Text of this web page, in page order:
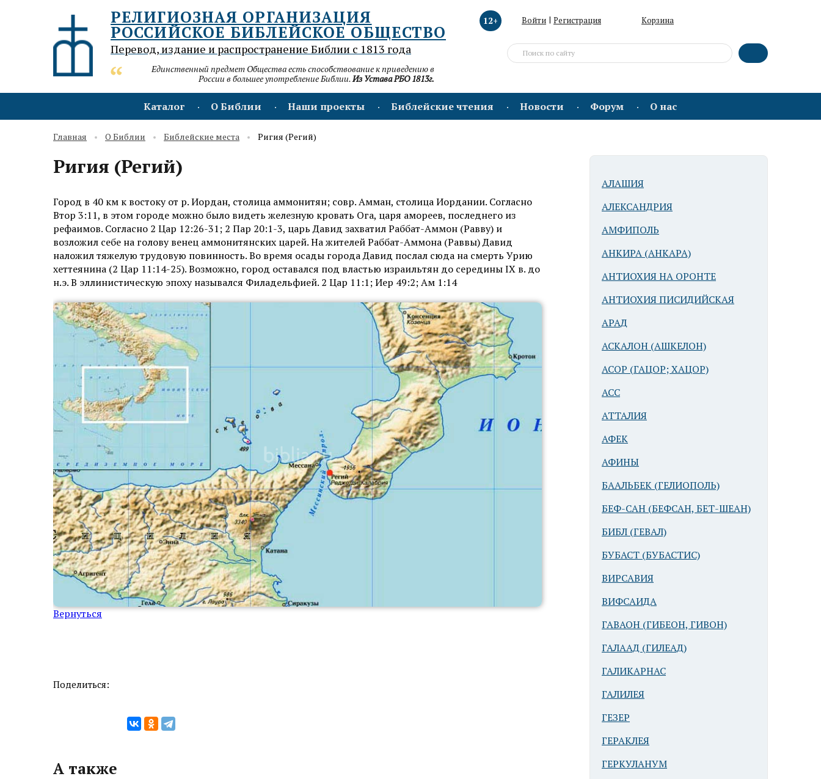
РЕЛИГИОЗНАЯ ОРГАНИЗАЦИЯ
РОССИЙСКОЕ БИБЛЕЙСКОЕ ОБЩЕСТВО
Перевод, издание и распространение Библии с 1813 года
Единственный предмет Общества есть способствование к приведению в
России в большее употребление Библии.Из Устава РБО 1813г.
12+ Войти | Регистрация Корзина
Каталог О Библии Наши проекты Библейские чтения Новости Форум О нас
Главная О Библии Библейские места Ригия (Регий)
Ригия (Регий)
Город в 40 км к востоку от р. Иордан, столица аммонитян; совр. Амман, столица Иордании. Согласно
Втор 3:11, в этом городе можно было видеть железную кровать Ога, царя амореев, последнего из
рефаимов. Согласно 2 Цар 12:26-31; 2 Пар 20:1-3, царь Давид захватил Раббат-Аммон (Равву) и
возложил себе на голову венец аммонитянских царей. На жителей Раббат-Аммона (Раввы) Давид
наложил тяжелую трудовую повинность. Во время осады города Давид послал сюда на смерть Урию
хеттеянина (2 Цар 11:14-25). Возможно, город оставался под властью израильтян до середины IX в. до
н.э. В эллинистическую эпоху назывался Филадельфией. 2 Цар 11:1; Иер 49:2; Ам 1:14
Вернуться
Поделиться:
А также
АЛАШИЯ
АЛЕКСАНДРИЯ
АМФИПОЛЬ
АНКИРА (АНКАРА)
АНТИОХИЯ НА ОРОНТЕ
АНТИОХИЯ ПИСИДИЙСКАЯ
АРАД
АСКАЛОН (АШКЕЛОН)
АСОР (ГАЦОР; ХАЦОР)
АСС
АТТАЛИЯ
АФЕК
АФИНЫ
БААЛЬБЕК (ГЕЛИОПОЛЬ)
БЕФ-САН (БЕФСАН, БЕТ-ШЕАН)
БИБЛ (ГЕВАЛ)
БУБАСТ (БУБАСТИС)
ВИРСАВИЯ
ВИФСАИДА
ГАВАОН (ГИБЕОН, ГИВОН)
ГАЛААД (ГИЛЕАД)
ГАЛИКАРНАС
ГАЛИЛЕЯ
ГЕЗЕР
ГЕРАКЛЕЯ
ГЕРКУЛАНУМ